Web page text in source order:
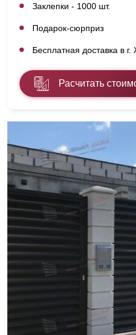
Заклепки - 1000 шт.
Подарок-сюрприз
Бесплатная доставка в г.
Расчитать